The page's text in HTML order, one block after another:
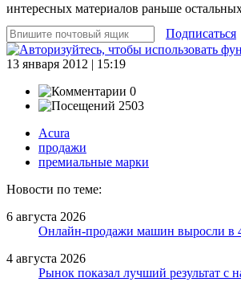
интересных материалов раньше
Подписаться
13 января 2012 | 15:19
0
2503
Acura
продажи
премиальные марки
Новости по теме:
6 августа 2026
Онлайн-продажи машин выросли в
4 августа 2026
Рынок показал лучший результат с